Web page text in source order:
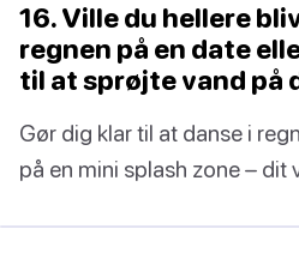
16. Ville du hellere
regnen på en date
til at sprøjte vand på
Gør dig klar til at danse i
på en mini splash zone – dit